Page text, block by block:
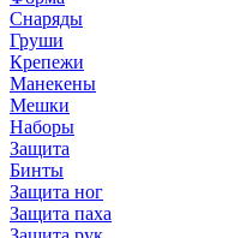
Снаряды
Груши
Крепежи
Манекены
Мешки
Наборы
Защита
Бинты
Защита ног
Защита паха